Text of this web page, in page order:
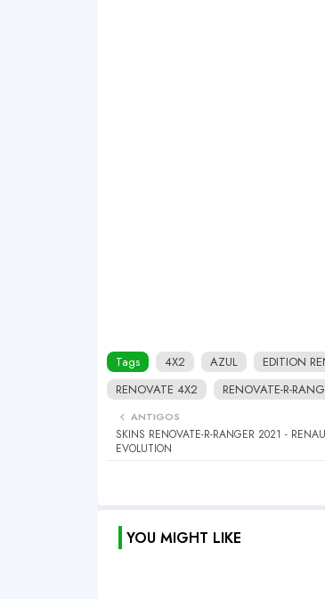
Tags 4X2 AZUL EDITION
RENOVATE 4X2
RENOVATE-R-
ANTIGOS
SKINS RENOVATE-R-RANGER 2021 -
EVOLUTION
YOU MIGHT LIKE